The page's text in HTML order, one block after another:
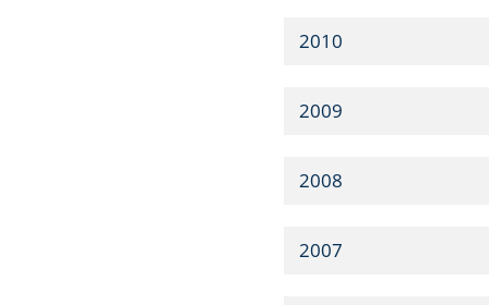
2010
2009
2008
2007